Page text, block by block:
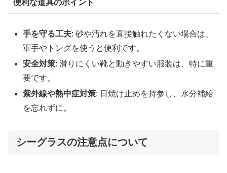
便利な道具のポイント
手を守る工夫: 砂や汚れを直接触れたくない場合は、
軍手やトングを使うと便利です。
安全対策: 滑りにくい靴と動きやすい服装は、特に重
要です。
紫外線や熱中症対策: 日焼け止めを持参し、水分補給
を忘れずに。
シーグラスの注意点について